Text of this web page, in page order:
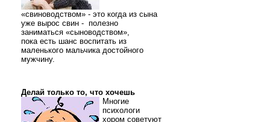
«свиноводством» - это когда из сына
уже вырос свин - полезно
заниматься «сыноводством»,
пока есть шанс воспитать из
маленького мальчика достойного
мужчину.
Делай только то, что хочешь
Многие
психологи
хором советуют